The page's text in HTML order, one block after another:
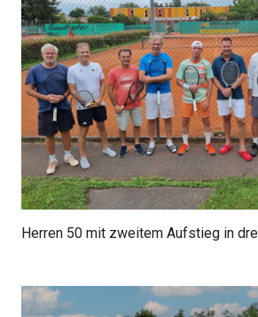
Herren 50 mit zweitem Aufstieg in